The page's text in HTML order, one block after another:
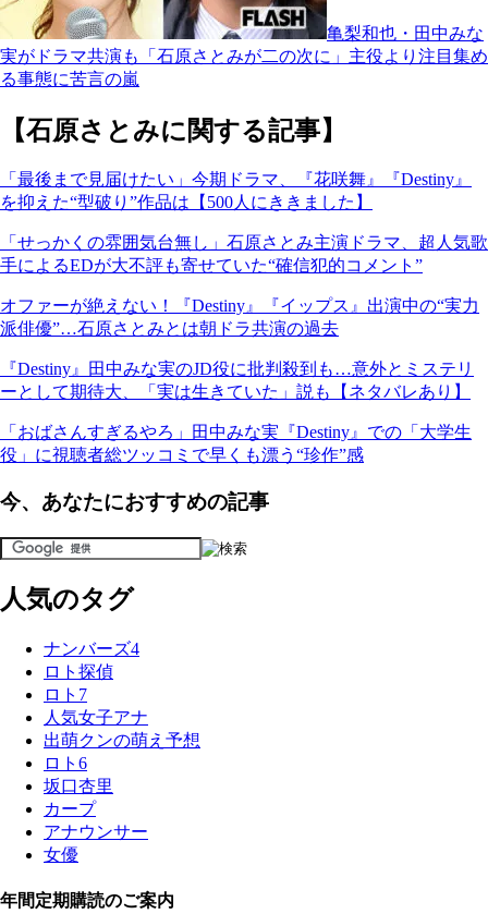
亀梨和也・田中みな
実がドラマ共演も「石原さとみが二の次に」主役より注目集め
る事態に苦言の嵐
【石原さとみに関する記事】
「最後まで見届けたい」今期ドラマ、『花咲舞』『Destiny』
を抑えた“型破り”作品は【500人にききました】
「せっかくの雰囲気台無し」石原さとみ主演ドラマ、超人気歌
手によるEDが大不評も寄せていた“確信犯的コメント”
オファーが絶えない！『Destiny』『イップス』出演中の“実力
派俳優”…石原さとみとは朝ドラ共演の過去
『Destiny』田中みな実のJD役に批判殺到も…意外とミステリ
ーとして期待大、「実は生きていた」説も【ネタバレあり】
「おばさんすぎるやろ」田中みな実『Destiny』での「大学生
役」に視聴者総ツッコミで早くも漂う“珍作”感
今、あなたにおすすめの記事
人気のタグ
ナンバーズ4
ロト探偵
ロト7
人気女子アナ
出萌クンの萌え予想
ロト6
坂口杏里
カープ
アナウンサー
女優
年間定期購読のご案内